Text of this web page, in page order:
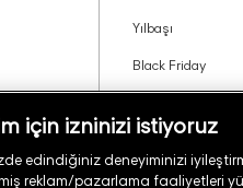
Yılbaşı
Black Friday
için izninizi istiyoruz
edindiğiniz deneyiminizi
reklam/pazarlama faaliyetleri